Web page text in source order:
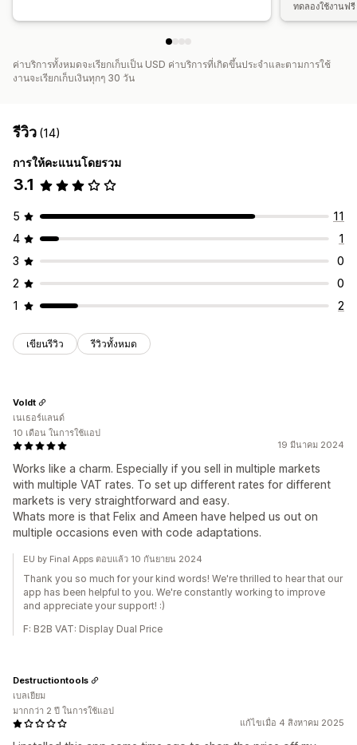
ทดลองใช้งานฟ
ค่าบริการทั้งหมดจะเรียกเก็บเป็น USD ค่าบริการที่เกิดขึ้นประจำและตามการใช้
งานจะเรียกเก็บเงินทุกๆ 30 วัน
รีวิว (14)
การให้คะแนนโดยรวม
3.1
5
11
4
1
3
0
2
0
1
2
เขียนรีวิว รีวิวทั้งหมด
19 มีนาคม 2024
Works like a charm. Especially if you sell in multiple markets
with multiple VAT rates. To set up different rates for different
markets is very straightforward and easy.
Whats more is that Felix and Ameen have helped us out on
multiple occasions even with code adaptations.
Voldt
เนเธอร์แลนด์
10 เดือน ในการใช้แอป
EU by Final Apps ตอบแล้ว 10 กันยายน 2024
Thank you so much for your kind words! We're thrilled to hear that our
app has been helpful to you. We're constantly working to improve
and appreciate your support! :)
F: B2B VAT: Display Dual Price
แก้ไขเมื่อ 4 สิงหาคม 2025
Destructiontools
เบลเยียม
มากกว่า 2 ปี ในการใช้แอป